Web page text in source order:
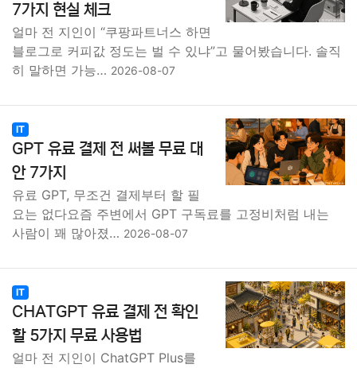
7가지 현실 체크
얼마 전 지인이 “쿠팡파트너스 하면
블로그로 커피값 정도는 벌 수 있냐”고 물어봤습니다. 솔직
히 말하면 가능… 2026-08-07
IT
GPT 유료 결제 전 써볼 무료 대
안 7가지
유료 GPT, 무조건 결제부터 할 필
요는 없다요즘 주변에서 GPT 구독료를 고정비처럼 내는
사람이 꽤 많아졌… 2026-08-07
IT
CHATGPT 유료 결제 전 확인
할 5가지 무료 사용법
얼마 전 지인이 ChatGPT Plus를